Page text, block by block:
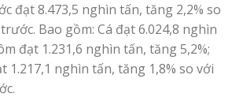
đạt 8.473,5 nghìn tấn, tăng 2,2% so
Bao gồm: Cá đạt 6.024,8 nghìn
đạt 1.231,6 nghìn tấn, tăng 5,2%;
1.217,1 nghìn tấn, tăng 1,8% so với